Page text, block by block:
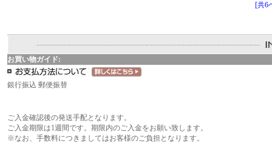
[共6
お買い物ガイド:
銀行振込 郵便振替
ご入金確認後の発送手配となります。
ご入金期限は1週間です。期限内のご入金をお願い致します。
※なお、手数料につきましてはお客様のご負担となります。